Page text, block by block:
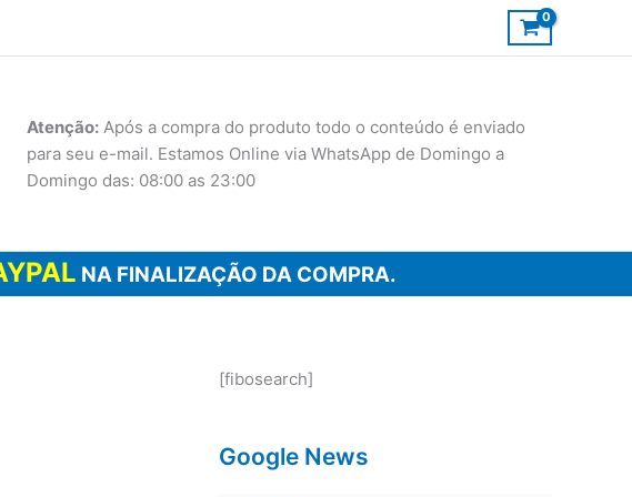
Atenção: Após a compra do produto todo o conteúdo é enviado
para seu e-mail. Estamos Online via WhatsApp de Domingo a
Domingo das: 08:00 as 23:00
NA FINALIZAÇÃO DA COMPRA.
[fibosearch]
Google News